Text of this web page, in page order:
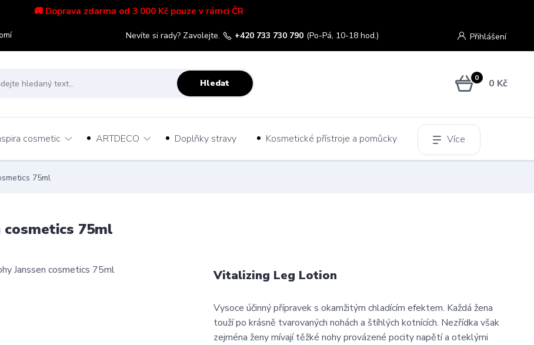
🚚 Doprava zdarma od 3 000 Kč pouze v rámci ČR
Přihlášení
Hledat
Nevíte si rady? Zavolejte. +420 733 730 790 (Po-Pá, 10-18 hod.)
0 0 Kč
cosmetic ARTDECO Doplňky stravy Kosmetické přístroje a pomůcky Více
75ml
75ml
Vitalizing Leg Lotion
Vysoce účinný přípravek s okamžitým chladícím efektem. Každá žena
touží po krásně tvarovaných nohách a štíhlých kotnících. Nezřídka však
zejména ženy mívají těžké nohy provázené pocity napětí a oteklými